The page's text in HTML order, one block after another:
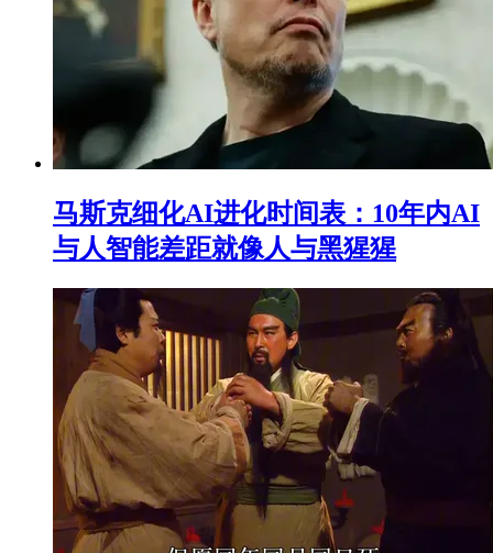
马斯克细化AI进化时间表：10年内AI
与人智能差距就像人与黑猩猩